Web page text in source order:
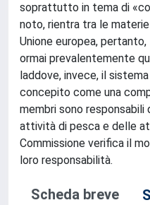
soprattutto in tema di
noto, rientra tra le
Unione europea,
ormai prevalentemente
laddove, invece, il
concepito come una
membri sono
attività di pesca e delle
Commissione verifica il
loro responsabilità.
Scheda breve